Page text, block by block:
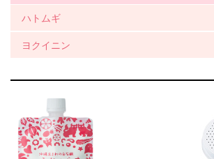
ハトムギ
ヨクイニン